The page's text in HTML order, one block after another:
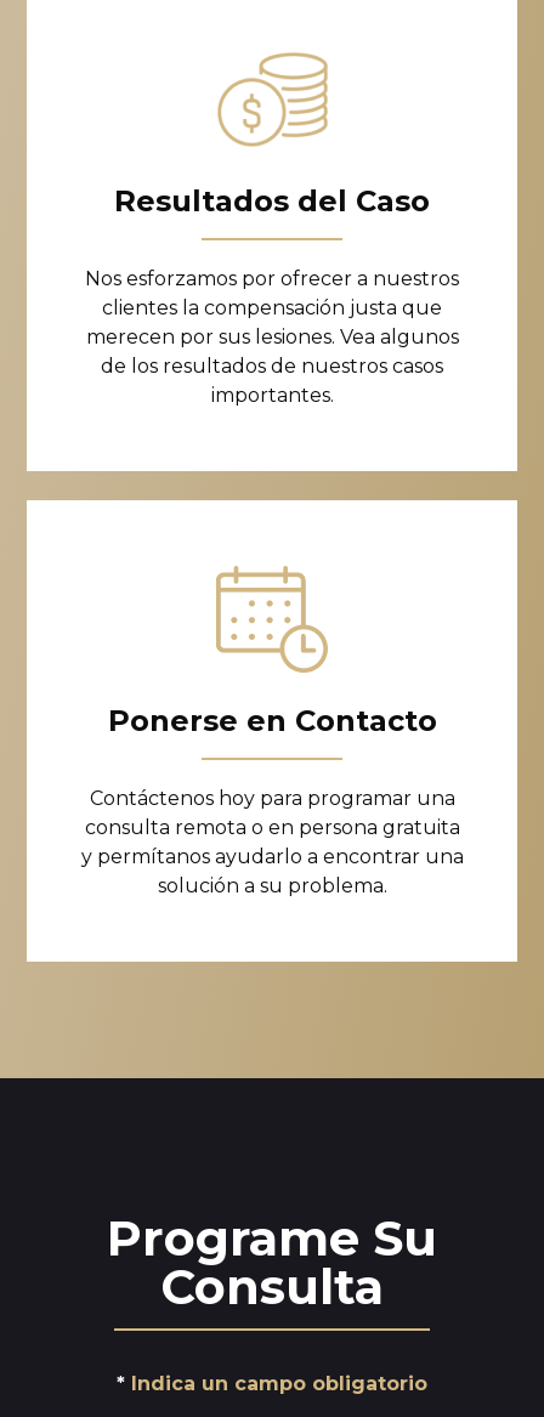
Resultados del Caso
Nos esforzamos por ofrecer a nuestros
clientes la compensación justa que
merecen por sus lesiones. Vea algunos
de los resultados de nuestros casos
importantes.
Ponerse en Contacto
Contáctenos hoy para programar una
consulta remota o en persona gratuita
y permítanos ayudarlo a encontrar una
solución a su problema.
Programe Su
Consulta
Indica un campo obligatorio